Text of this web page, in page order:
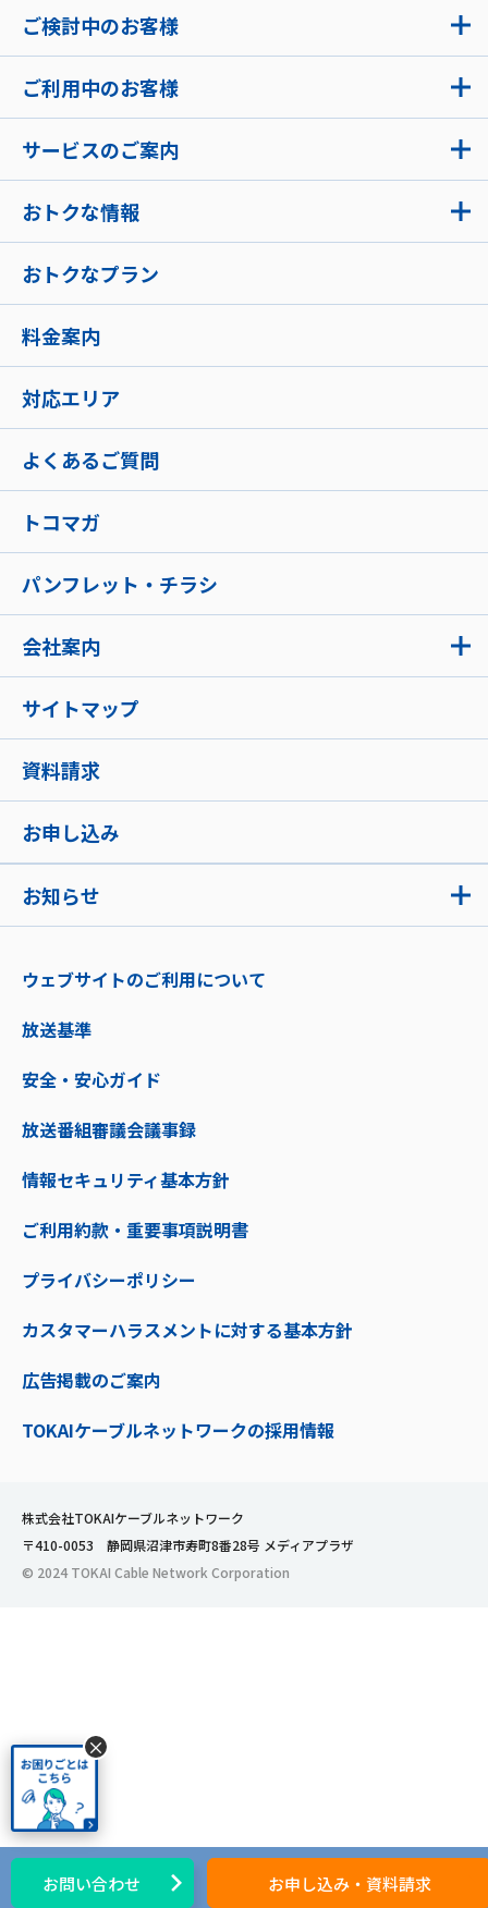
ご検討中のお客様
お知らせ
ご利用中のお客様
サービスのご案内
おトクな情報
おトクなプラン
料金案内
対応エリア
よくあるご質問
トコマガ
パンフレット・チラシ
会社案内
サイトマップ
資料請求
お申し込み
ウェブサイトのご利用について
放送基準
安全・安心ガイド
放送番組審議会議事録
情報セキュリティ基本方針
ご利用約款・重要事項説明書
プライバシーポリシー
カスタマーハラスメントに対する基本方針
広告掲載のご案内
TOKAIケーブルネットワークの採用情報
株式会社TOKAIケーブルネットワーク
〒410-0053 静岡県沼津市寿町8番28号 メディアプラザ
© 2024 TOKAI Cable Network Corporation
お問い合わせ お申し込み・資料請求
×